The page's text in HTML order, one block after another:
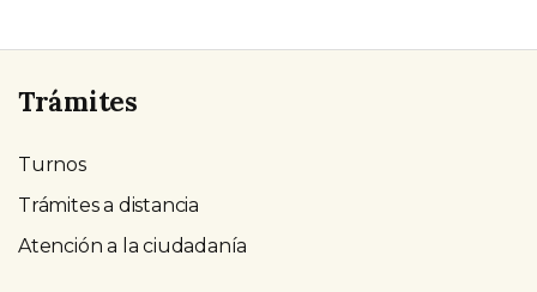
Trámites
Turnos
Trámites a distancia
Atención a la ciudadanía